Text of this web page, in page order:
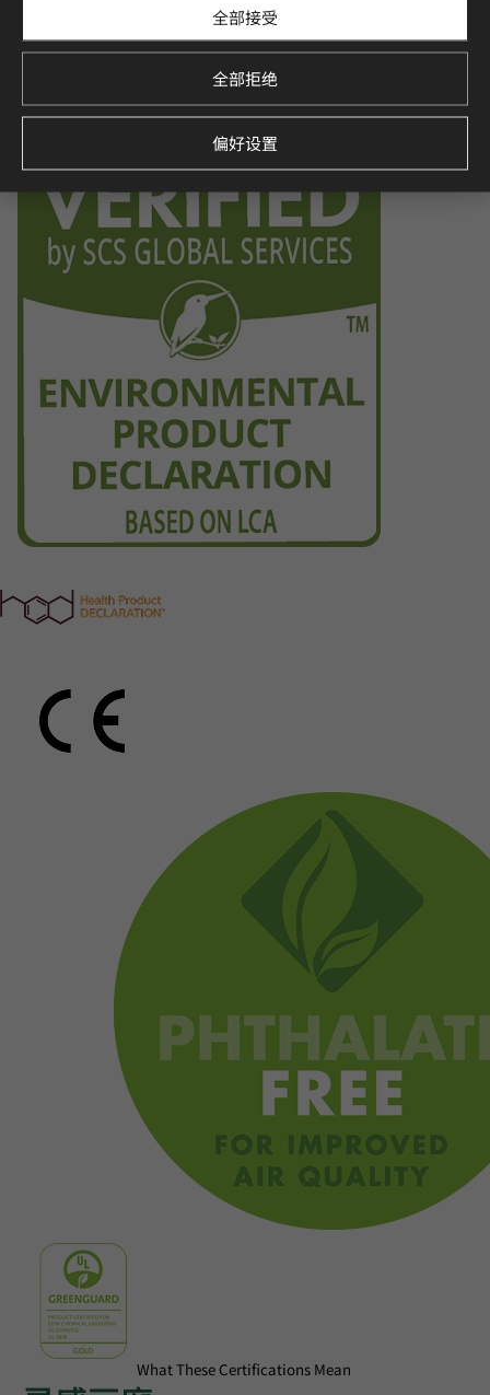
Environmental Product Declaration
Verified by SCS Global Services, this certification demonstra
tes the product’s environmental impact throughout its life
cycle, promoting sustainability.
What These Certifications Mean
全部接受
全部拒绝
偏好设置